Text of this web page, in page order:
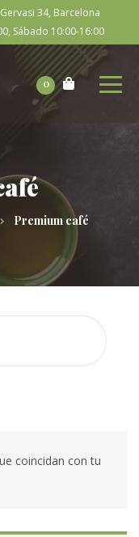
34, Barcelona
Sábado 10:00-16:00
0
Premium café
coincidan con tu